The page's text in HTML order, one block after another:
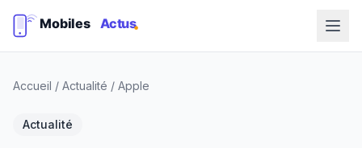
Accueil / Actualité / Apple
Actualité